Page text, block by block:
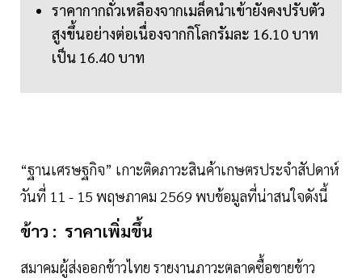
ราคากากถั่วเหลืองจากเมล็ดนำเข้ายังคงปรับตัว
สูงขึ้นอย่างต่อเนื่องจากกิโลกรัมละ 16.10 บาท
เป็น 16.40 บาท
“ฐานเศรษฐกิจ” เกาะติดภาวะสินค้าเกษตรประจำสัปดาห์
วันที่ 11 - 15 พฤษภาคม 2569 พบข้อมูลที่น่าสนใจดังนี้
ข้าว : ราคาเพิ่มขึ้น
สมาคมผู้ส่งออกข้าวไทย รายงานภาวะตลาดซื้อขายข้าว